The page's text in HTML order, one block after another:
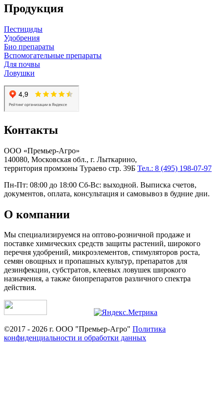
Продукция
Пестициды
Удобрения
Био препараты
Вспомогательные препараты
Для почвы
Ловушки
Контакты
ООО «Премьер-Агро»
140080, Московская обл., г. Лыткарино,
территория промзоны Тураево стр. 39Б Тел.: 8 (495) 198-07-97
Пн-Пт: 08:00 до 18:00 Сб-Вс: выходной. Выписка счетов,
документов, оплата, консультация и самовывоз в будние дни.
О компании
Мы специализируемся на оптово-розничной продаже и
поставке химических средств защиты растений, широкого
перечня удобрений, микроэлементов, стимуляторов роста,
семян овощных и пропашных культур, препаратов для
дезинфекции, субстратов, клеевых ловушек широкого
назначения, а также биопрепаратов различного спектра
действия.
©2017 - 2026 г. ООО "Премьер-Агро" Политика
конфиденциальности и обработки данных